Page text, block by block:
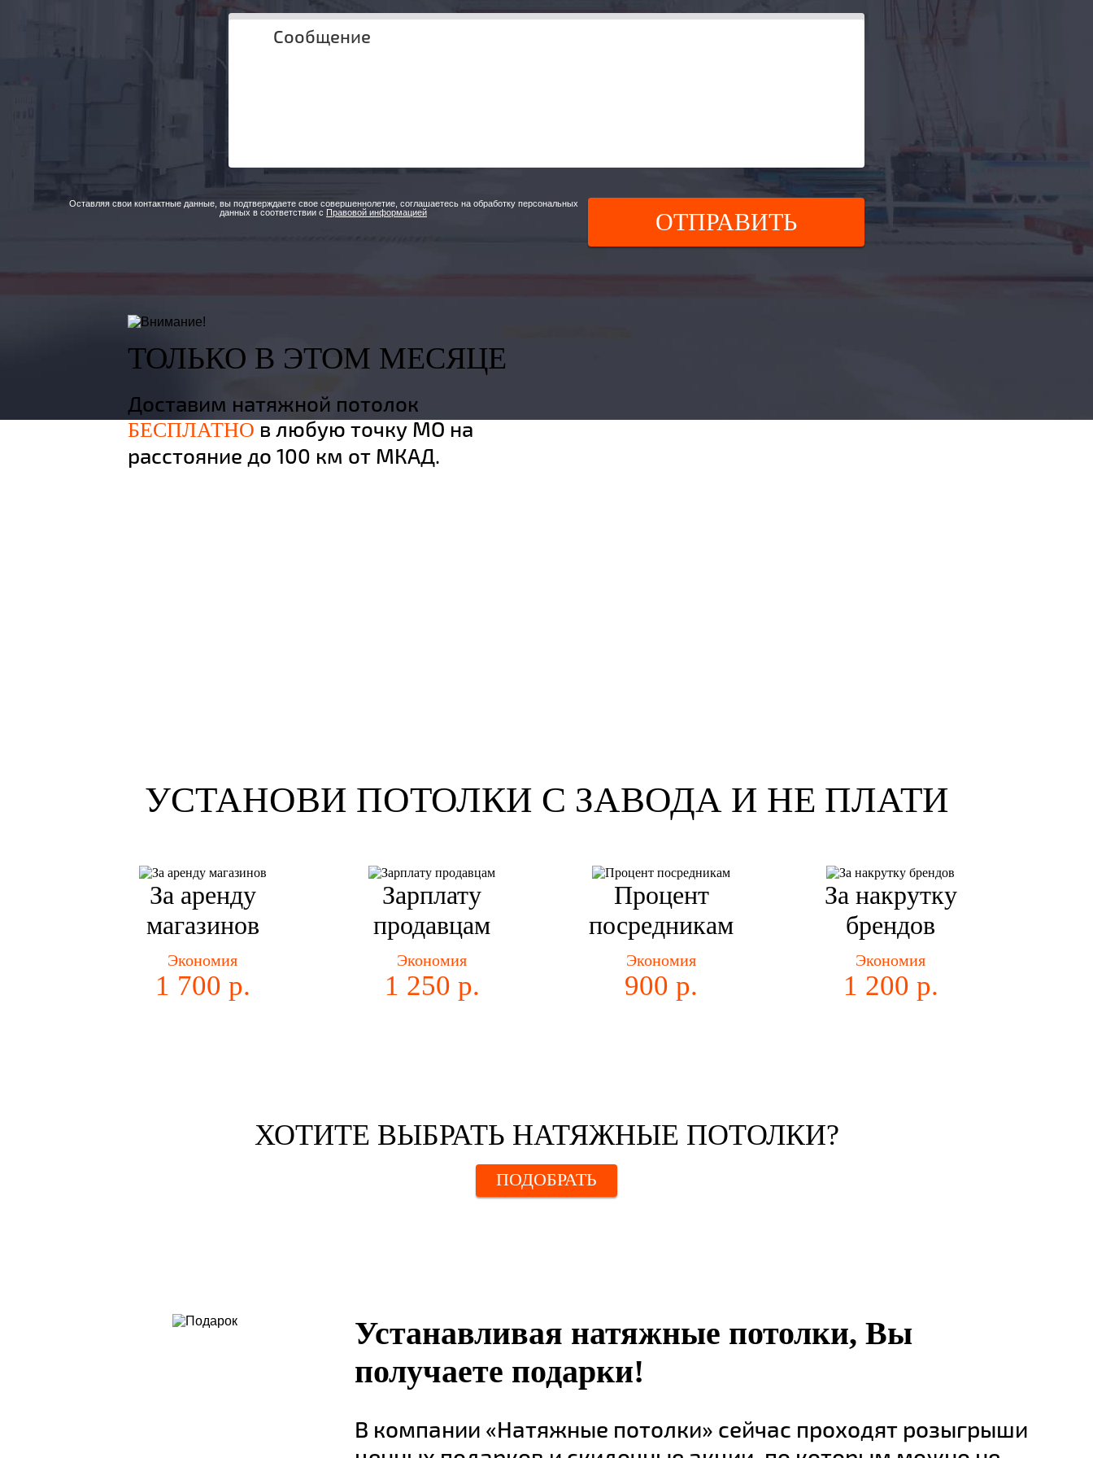
ОТПРАВИТЬ
Оставляя свои контактные данные, вы подтверждаете свое совершеннолетие, соглашаетесь на обработку персональных
данных в соответствии с Правовой информацией
ТОЛЬКО В ЭТОМ МЕСЯЦЕ
Доставим натяжной потолок
БЕСПЛАТНОв любую точку МО на
расстояние до 100 км от МКАД.
УСТАНОВИ ПОТОЛКИ С ЗАВОДА И НЕ ПЛАТИ
За аренду
магазинов
Экономия
1 700 р.
Зарплату
продавцам
Экономия
1 250 р.
Процент
посредникам
Экономия
900 р.
За накрутку
брендов
Экономия
1 200 р.
ХОТИТЕ ВЫБРАТЬ НАТЯЖНЫЕ ПОТОЛКИ?
ПОДОБРАТЬ
Устанавливая натяжные потолки, Вы
получаете подарки!
В компании «Натяжные потолки» сейчас проходят розыгрыши